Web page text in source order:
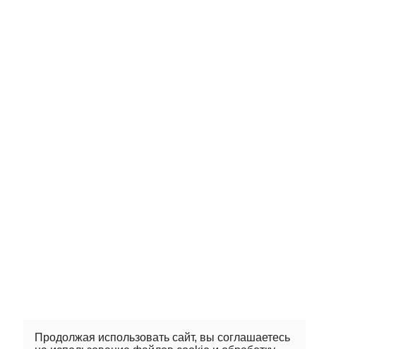
Продолжая использовать сайт, вы соглашаетесь